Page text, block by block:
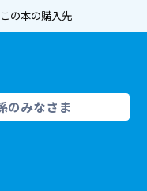
この本の購入先
のみなさま